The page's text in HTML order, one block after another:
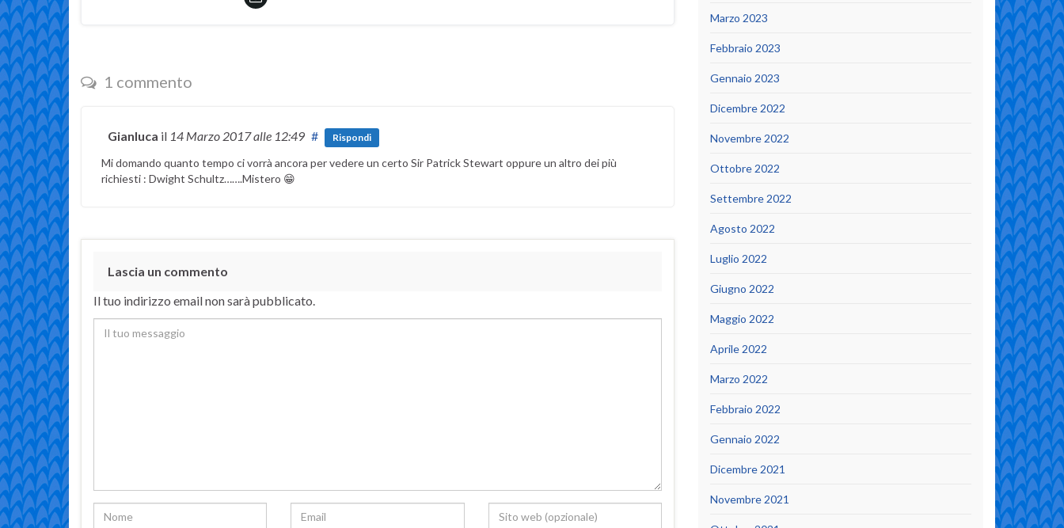
1 commento
Gianluca il 14 Marzo 2017alle 12:49 # Rispondi
Mi domando quanto tempo ci vorrà ancora per vedere un certo Sir Patrick Stewart oppure un altro dei più
richiesti : Dwight Schultz…….Mistero 😁
Lascia un commento
Il tuo indirizzo email non sarà pubblicato.
Marzo 2023
Febbraio 2023
Gennaio 2023
Dicembre 2022
Novembre 2022
Ottobre 2022
Settembre 2022
Agosto 2022
Luglio 2022
Giugno 2022
Maggio 2022
Aprile 2022
Marzo 2022
Febbraio 2022
Gennaio 2022
Dicembre 2021
Novembre 2021